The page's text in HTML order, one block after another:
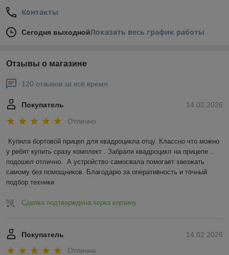
Контакты
Сегодня выходнойПоказать весь график работы
Отзывы о магазине
120 отзывов за всё время
14.02.2026
Покупатель
Отлично
Купила бортовой прицеп для квадроцикла отцу. Классно что можно
у ребят купить сразу комплект . Забрали квадроцикл на прицепе ..
подошел отлично.  А устройство самосвала помогает заезжать
самому без помощников. Благодарю за оперативность и точный
подбор техники
Сделка подтверждена через корзину
14.02.2026
Покупатель
Отлично